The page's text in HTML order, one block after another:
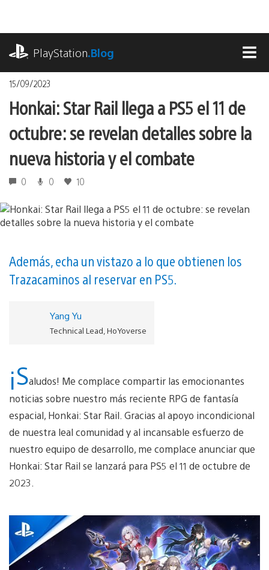
contenido
PlayStation.Blog
15/09/2023
Honkai: Star Rail llega a PS5 el 11 de
octubre: se revelan detalles sobre la
nueva historia y el combate
0 0 10
Además, echa un vistazo a lo que obtienen los
Trazacaminos al reservar en PS5.
Yang Yu
Technical Lead, HoYoverse
¡Saludos! Me complace compartir las emocionantes
noticias sobre nuestro más reciente RPG de fantasía
espacial, Honkai: Star Rail. Gracias al apoyo incondicional
de nuestra leal comunidad y al incansable esfuerzo de
nuestro equipo de desarrollo, me complace anunciar que
Honkai: Star Rail se lanzará para PS5 el 11 de octubre de
2023.